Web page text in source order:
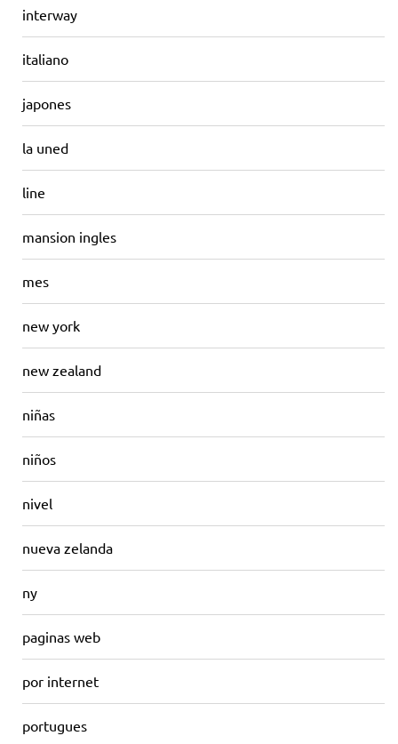
interway
italiano
japones
la uned
line
mansion ingles
mes
new york
new zealand
niñas
niños
nivel
nueva zelanda
ny
paginas web
por internet
portugues